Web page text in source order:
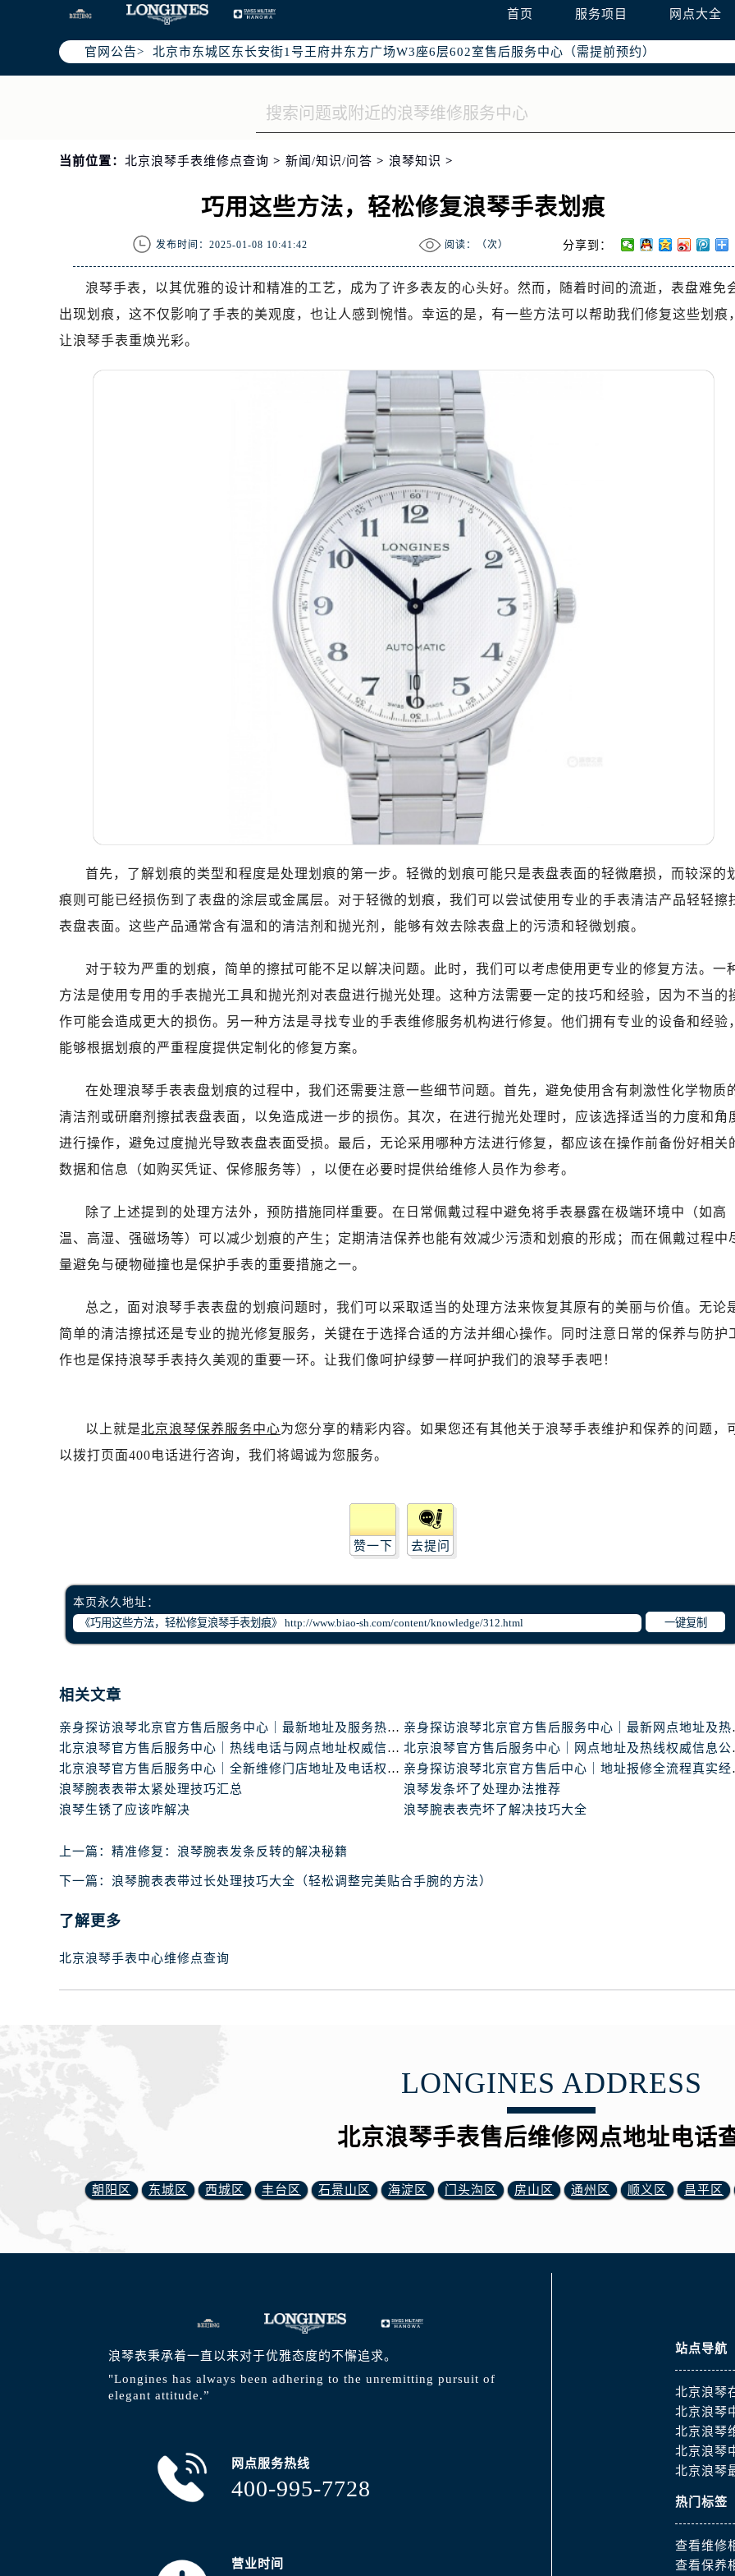
首页 服务项目 网点大全
官网公告>
北京市朝阳区建国门外大街甲6号华熙国际中心写字楼D座11层1102室（需提前预约）
北京市朝阳区建国门外大街甲6号华熙国际中心D座11层1102室售后服务中心（需提前预约）
北京市东城区东长安街1号王府井东方广场W3座6层602室售后服务中心（需提前预约）
节假日正常营业！
当前位置： 北京浪琴手表维修点查询 > 新闻/知识/问答 > 浪琴知识 >
巧用这些方法，轻松修复浪琴手表划痕
发布时间：2025-01-08 10:41:42 阅读：（次） 分享到：
浪琴手表，以其优雅的设计和精准的工艺，成为了许多表友的心头好。然而，随着时间的流逝，表盘难免
出现划痕，这不仅影响了手表的美观度，也让人感到惋惜。幸运的是，有一些方法可以帮助我们修复这些划痕，
让浪琴手表重焕光彩。
首先，了解划痕的类型和程度是处理划痕的第一步。轻微的划痕可能只是表盘表面的轻微磨损，而较深的
痕则可能已经损伤到了表盘的涂层或金属层。对于轻微的划痕，我们可以尝试使用专业的手表清洁产品轻轻擦
表盘表面。这些产品通常含有温和的清洁剂和抛光剂，能够有效去除表盘上的污渍和轻微划痕。
对于较为严重的划痕，简单的擦拭可能不足以解决问题。此时，我们可以考虑使用更专业的修复方法。一
方法是使用专用的手表抛光工具和抛光剂对表盘进行抛光处理。这种方法需要一定的技巧和经验，因为不当的
作可能会造成更大的损伤。另一种方法是寻找专业的手表维修服务机构进行修复。他们拥有专业的设备和经验，
能够根据划痕的严重程度提供定制化的修复方案。
在处理浪琴手表表盘划痕的过程中，我们还需要注意一些细节问题。首先，避免使用含有刺激性化学物质
清洁剂或研磨剂擦拭表盘表面，以免造成进一步的损伤。其次，在进行抛光处理时，应该选择适当的力度和角
进行操作，避免过度抛光导致表盘表面受损。最后，无论采用哪种方法进行修复，都应该在操作前备份好相关
数据和信息（如购买凭证、保修服务等），以便在必要时提供给维修人员作为参考。
除了上述提到的处理方法外，预防措施同样重要。在日常佩戴过程中避免将手表暴露在极端环境中（如高
温、高湿、强磁场等）可以减少划痕的产生；定期清洁保养也能有效减少污渍和划痕的形成；而在佩戴过程中
量避免与硬物碰撞也是保护手表的重要措施之一。
总之，面对浪琴手表表盘的划痕问题时，我们可以采取适当的处理方法来恢复其原有的美丽与价值。无论
简单的清洁擦拭还是专业的抛光修复服务，关键在于选择合适的方法并细心操作。同时注意日常的保养与防护
作也是保持浪琴手表持久美观的重要一环。让我们像呵护绿萝一样呵护我们的浪琴手表吧！
以上就是北京浪琴保养服务中心为您分享的精彩内容。如果您还有其他关于浪琴手表维护和保养的问题，
以拨打页面400电话进行咨询，我们将竭诚为您服务。
赞一下 去提问
本页永久地址：
一键复制
相关文章
亲身探访浪琴北京官方售后服务中心｜最新地址及服务热线（2026年6月最新）
亲身探访浪
北京浪琴官方售后服务中心｜热线电话与网点地址权威信息公示（2026年6月最新）
北京浪琴官
北京浪琴官方售后服务中心｜全新维修门店地址及电话权威信息公示（2026年6月最新）
亲身探访浪
浪琴腕表表带太紧处理技巧汇总
浪琴发条坏了处理办法推荐
浪琴生锈了应该咋解决
浪琴腕表表壳坏了解决技巧大全
上一篇： 精准修复：浪琴腕表发条反转的解决秘籍
下一篇： 浪琴腕表表带过长处理技巧大全（轻松调整完美贴合手腕的方法）
了解更多
北京浪琴手表中心维修点查询
LONGINES ADDRESS
北京浪琴手表售后维修网点地址电话
朝阳区 东城区 西城区 丰台区 石景山区 海淀区 门头沟区 房山区 通州区 顺义区 昌平区
浪琴表秉承着一直以来对于优雅态度的不懈追求。
"Longines has always been adhering to the unremitting pursuit of
elegant attitude.”
网点服务热线
400-995-7728
营业时间
站点导航
北京浪琴
北京浪琴
北京浪琴
北京浪琴
北京浪琴
热门标签
查看维修
查看保养